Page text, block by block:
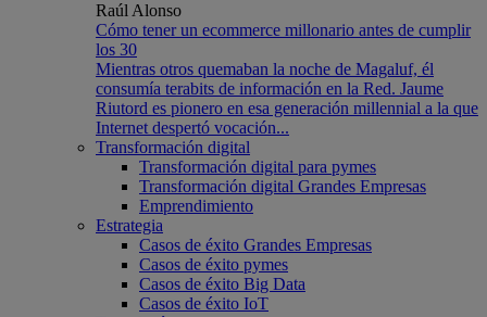
Raúl Alonso
Cómo tener un ecommerce millonario antes de cumplir
los 30
Mientras otros quemaban la noche de Magaluf, él
consumía terabits de información en la Red. Jaume
Riutord es pionero en esa generación millennial a la que
Internet despertó vocación...
Transformación digital
Transformación digital para pymes
Transformación digital Grandes Empresas
Emprendimiento
Estrategia
Casos de éxito Grandes Empresas
Casos de éxito pymes
Casos de éxito Big Data
Casos de éxito IoT